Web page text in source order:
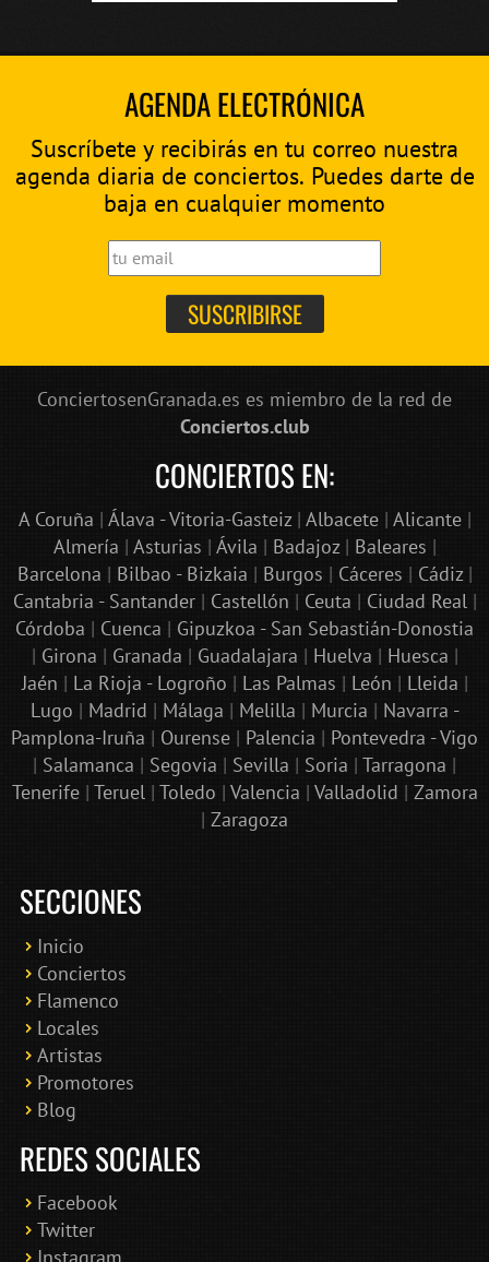
AGENDA ELECTRÓNICA
Suscríbete y recibirás en tu correo nuestra
agenda diaria de conciertos. Puedes darte de
baja en cualquier momento
ConciertosenGranada.es es miembro de la red de
Conciertos.club
CONCIERTOS EN:
A Coruña | Álava - Vitoria-Gasteiz| Albacete| Alicante|
Almería | Asturias | Ávila | Badajoz| Baleares |
Barcelona | Bilbao - Bizkaia | Burgos | Cáceres | Cádiz|
Cantabria - Santander| Castellón | Ceuta | Ciudad Real|
Córdoba | Cuenca | Gipuzkoa - San Sebastián-Donostia
| Girona | Granada | Guadalajara | Huelva | Huesca |
Jaén | La Rioja - Logroño | Las Palmas | León | Lleida |
Lugo | Madrid | Málaga | Melilla | Murcia | Navarra -
Pamplona-Iruña | Ourense | Palencia | Pontevedra - Vigo
| Salamanca | Segovia | Sevilla | Soria | Tarragona |
Tenerife| Teruel| Toledo | Valencia | Valladolid | Zamora
| Zaragoza
SECCIONES
Inicio
Conciertos
Flamenco
Locales
Artistas
Promotores
Blog
REDES SOCIALES
Facebook
Twitter